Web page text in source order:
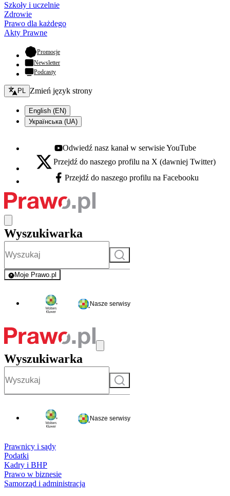
Szkoły i uczelnie
Zdrowie
Prawo dla każdego
Akty Prawne
Promocje- otwiera się w nowej karcie
Newsletter
Podcasty
Zmień język - bieżący:
PL Zmień język strony
English (EN)
Українська (UA)
Youtube - otwiera się w nowej karcie
Odwiedź nasz kanał w serwisie YouTube
X - otwiera się w nowej karcie
Przejdź do naszego profilu na X (dawniej Twitter)
Facebook - otwiera się w nowej karcie
Przejdź do naszego profilu na Facebooku
Wyszukiwarka
Szukaj
Moje Prawo.pl
- rejestracja i logowanie do serwisu
Nasze serwisy
Wyszukiwarka
Szukaj
Nasze serwisy
Prawnicy i sądy
Podatki
Kadry i BHP
Prawo w biznesie
Samorząd i administracja